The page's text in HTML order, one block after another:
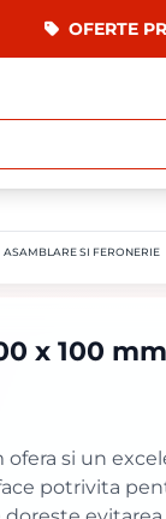
OFERTE
ASAMBLARE SI FERONERIE
x 100 mm
ofera si un
potrivita